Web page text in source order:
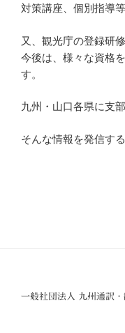
対策講座、個別指導
又、観光庁の登録研
今後は、様々な資格
す。
九州・山口各県に支
そんな情報を発信す
一般社団法人 九州通訳